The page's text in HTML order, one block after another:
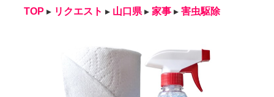
TOP ▸ リクエスト ▸ 山口県 ▸ 家事 ▸ 害虫駆除